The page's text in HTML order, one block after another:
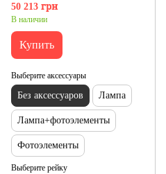
50 213 грн
В наличии
Купить
Выберите аксессуары
Без аксессуаров Лампа
Лампа+фотоэлементы
Фотоэлементы
Выберите рейку